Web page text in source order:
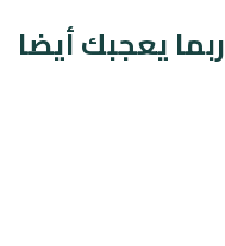
ربما يعجبك أيضا